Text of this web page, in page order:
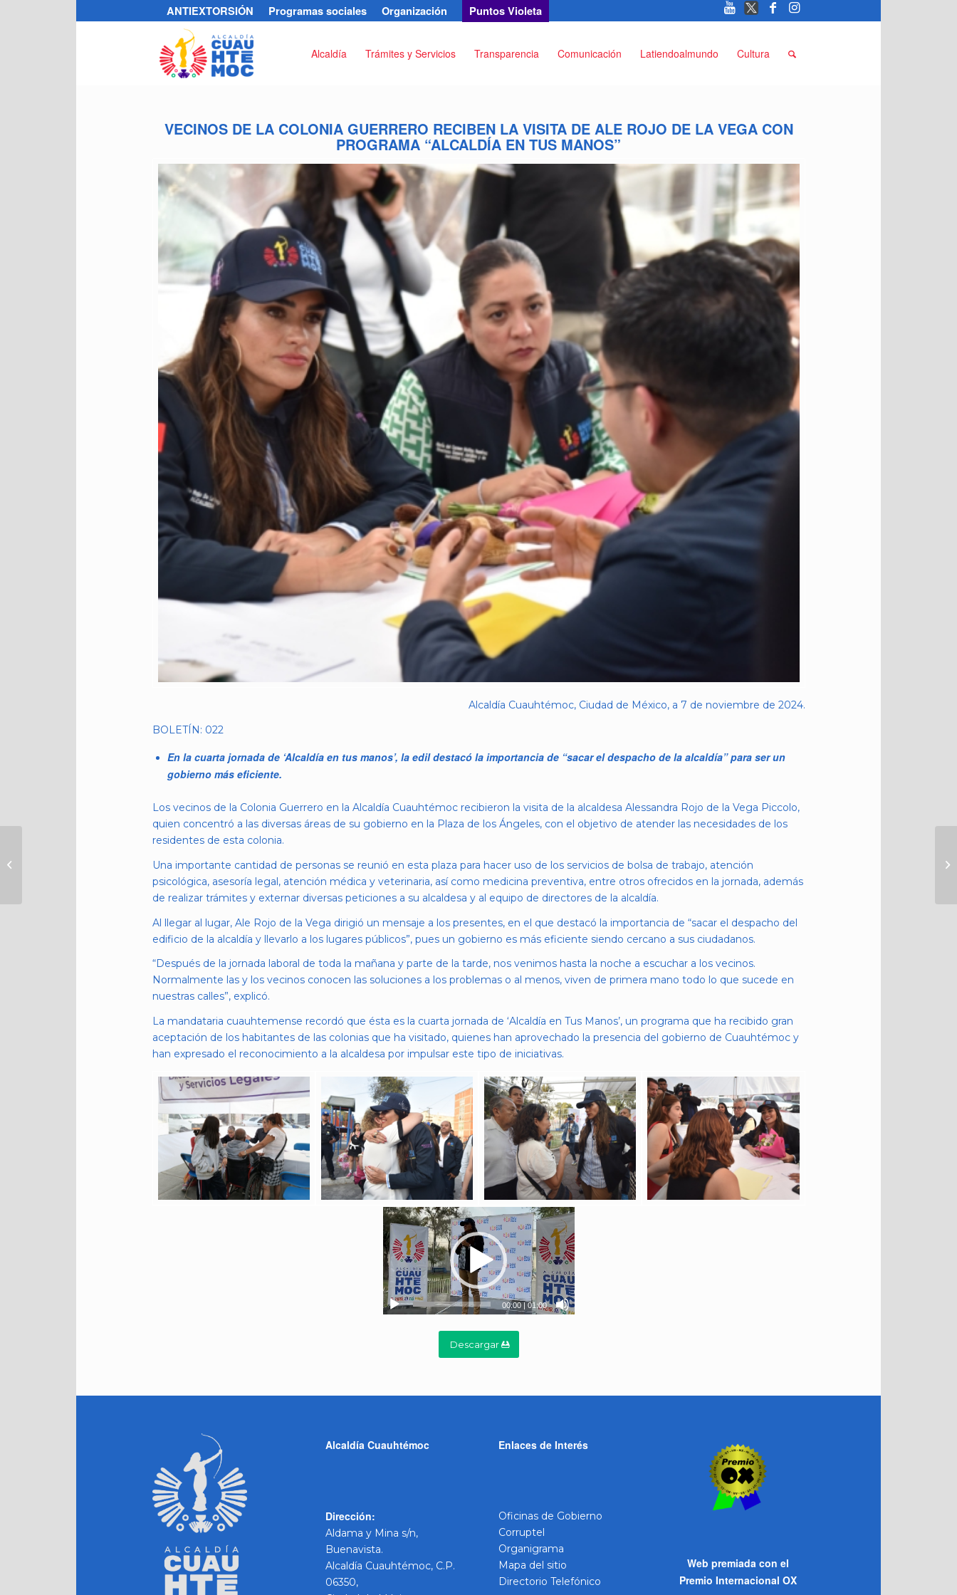
ANTIEXTORSIÓN Programas sociales Organización Puntos Violeta
Alcaldía Trámites y Servicios Transparencia Comunicación Latiendoalmundo Cultura
VECINOS DE LA COLONIA GUERRERO RECIBEN LA VISITA DE ALE ROJO DE LA VEGA CON
PROGRAMA “ALCALDÍA EN TUS MANOS”
Alcaldía Cuauhtémoc, Ciudad de México, a 7 de noviembre de 2024.
BOLETÍN: 022
En la cuarta jornada de ‘Alcaldía en tus manos’, la edil destacó la importancia de “sacar el despacho de la alcaldía” para ser un
gobierno más eficiente.
Los vecinos de la Colonia Guerrero en la Alcaldía Cuauhtémoc recibieron la visita de la alcaldesa Alessandra Rojo de la Vega Piccolo,
quien concentró a las diversas áreas de su gobierno en la Plaza de los Ángeles, con el objetivo de atender las necesidades de los
residentes de esta colonia.
Una importante cantidad de personas se reunió en esta plaza para hacer uso de los servicios de bolsa de trabajo, atención
psicológica, asesoría legal, atención médica y veterinaria, así como medicina preventiva, entre otros ofrecidos en la jornada, además
de realizar trámites y externar diversas peticiones a su alcaldesa y al equipo de directores de la alcaldía.
Al llegar al lugar, Ale Rojo de la Vega dirigió un mensaje a los presentes, en el que destacó la importancia de “sacar el despacho del
edificio de la alcaldía y llevarlo a los lugares públicos”, pues un gobierno es más eficiente siendo cercano a sus ciudadanos.
“Después de la jornada laboral de toda la mañana y parte de la tarde, nos venimos hasta la noche a escuchar a los vecinos.
Normalmente las y los vecinos conocen las soluciones a los problemas o al menos, viven de primera mano todo lo que sucede en
nuestras calles”, explicó.
La mandataria cuauhtemense recordó que ésta es la cuarta jornada de ‘Alcaldía en Tus Manos’, un programa que ha recibido gran
aceptación de los habitantes de las colonias que ha visitado, quienes han aprovechado la presencia del gobierno de Cuauhtémoc y
han expresado el reconocimiento a la alcaldesa por impulsar este tipo de iniciativas.
00:00 |01:00
Descargar
Alcaldía Cuauhtémoc
Dirección:
Aldama y Mina s/n,
Buenavista.
Alcaldía Cuauhtémoc, C.P.
06350,
Enlaces de Interés
Oficinas de Gobierno
Corruptel
Organigrama
Mapa del sitio
Directorio Telefónico
Web premiada con el
Premio Internacional OX